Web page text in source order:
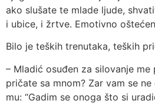
ako slušate te mlade ljude,
i ubice, i žrtve. Emotivno
Bilo je teških trenutaka, teških
– Mladić osuđen za silovanje me
pričate sa mnom? Zar vam se ne
mu: “Gadim se onoga što si